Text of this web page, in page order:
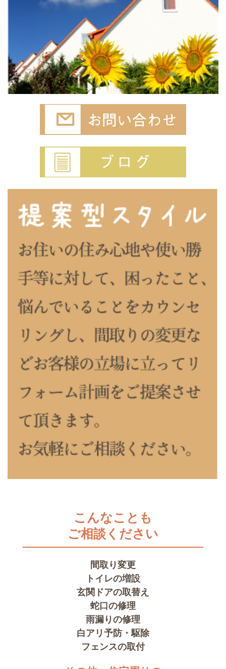
こんなことも
ご相談ください
間取り変更
トイレの増設
玄関ドアの取替え
蛇口の修理
雨漏りの修理
白アリ予防・駆除
フェンスの取付